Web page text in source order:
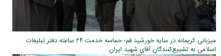
میزبانی کریمانه در سایه خورشید قم؛ حماسه خدمت ۲۴ ساعته دفتر تبلیغات
اسلامی به تشییع‌کنندگان آقای شهید ایران